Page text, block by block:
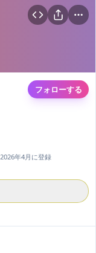
フォローする
2026年4月 に登録